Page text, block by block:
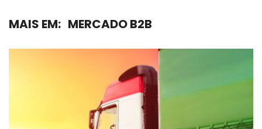
MAIS EM: MERCADO B2B